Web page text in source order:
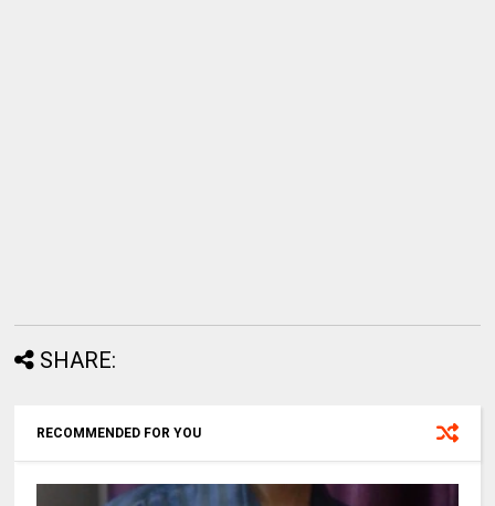
SHARE:
RECOMMENDED FOR YOU